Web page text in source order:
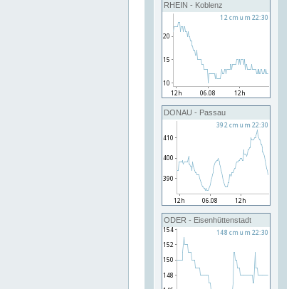
RHEIN - Koblenz
DONAU - Passau
ODER - Eisenhüttenstadt